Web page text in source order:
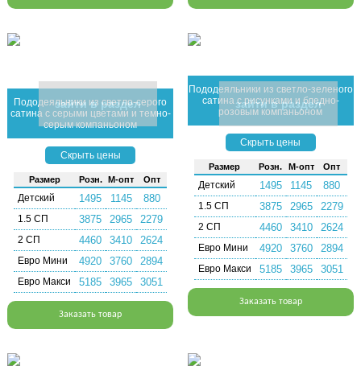
Пододеяльники из светло-серого
сатина с серыми цветами и темно-
серым компаньоном
зайти в раздел
Скрыть цены
Раз­мер Розн. М-опт Опт
Детский 1495 1145 880
1.5 СП 3875 2965 2279
2 СП 4460 3410 2624
Евро Мини 4920 3760 2894
Евро Макси 5185 3965 3051
Заказать товар
Пододеяльники из светло-зеленого
сатина с рисунками и бледно-
розовым компаньоном
зайти в раздел
Скрыть цены
Раз­мер Розн. М-опт Опт
Детский 1495 1145 880
1.5 СП 3875 2965 2279
2 СП 4460 3410 2624
Евро Мини 4920 3760 2894
Евро Макси 5185 3965 3051
Заказать товар